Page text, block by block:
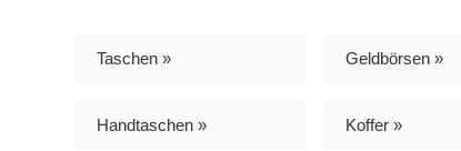
Taschen » Geldbörsen »
Handtaschen » Koffer »